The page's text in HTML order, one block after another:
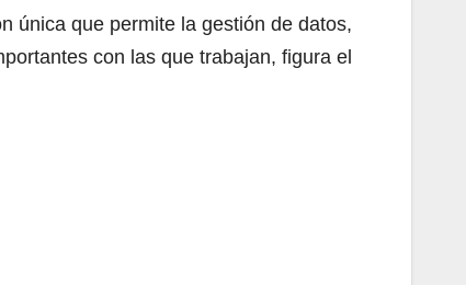
única que permite la gestión de datos,
con las que trabajan, figura el